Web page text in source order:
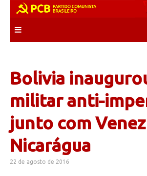
content
Bolivia
militar anti-
junto com
Nicarágua
22 de agosto de 2016